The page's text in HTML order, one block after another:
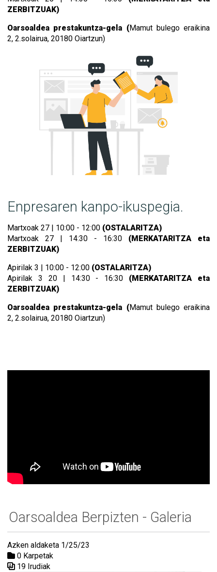
ZERBITZUAK)
Oarsoaldea prestakuntza-gela (Mamut bulego eraikina
2, 2.solairua, 20180 Oiartzun)
Enpresaren kanpo-ikuspegia.
Martxoak 27 | 10:00 - 12:00 (OSTALARITZA)
Martxoak 27 | 14:30 - 16:30 (MERKATARITZA eta
ZERBITZUAK)
Apirilak 3 | 10:00 - 12:00 (OSTALARITZA)
Apirilak 3 20 | 14:30 - 16:30 (MERKATARITZA eta
ZERBITZUAK)
Oarsoaldea prestakuntza-gela (Mamut bulego eraikina
2, 2.solairua, 20180 Oiartzun)
Oarsoaldea Berpizten - Galeria
Azken aldaketa 1/25/23
0 Karpetak
19 Irudiak